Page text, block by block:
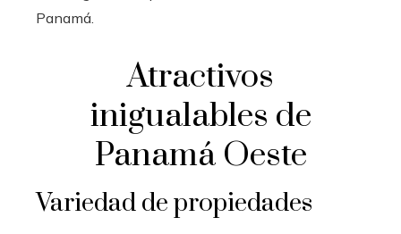
Panamá.
Atractivos
inigualables de
Panamá Oeste
Variedad de propiedades